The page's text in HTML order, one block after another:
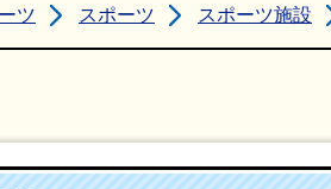
ツ スポーツ スポーツ施設